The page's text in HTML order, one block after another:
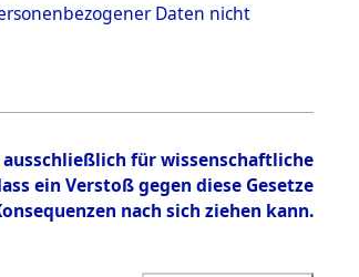
Daten nicht
für wissenschaftliche
ein Verstoß gegen diese Gesetze
nach sich ziehen kann.